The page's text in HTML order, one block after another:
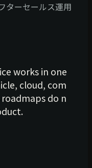
ターセールス運用
works in one
cloud, com
do n